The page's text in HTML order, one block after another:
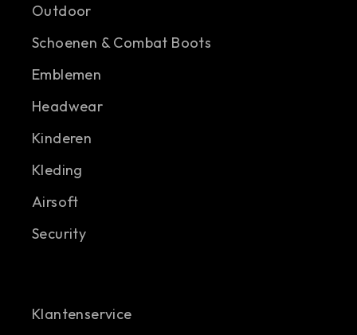
Outdoor
Schoenen & Combat Boots
Emblemen
Headwear
Kinderen
Kleding
Airsoft
Security
Klantenservice